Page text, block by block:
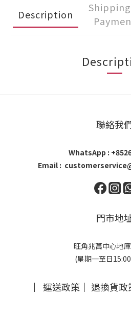
Description
聯絡我
WhatsApp :
Email :
門市地
旺角兆萬中心地
(星期一至日
｜ 運送政策 ｜ 退換貨政